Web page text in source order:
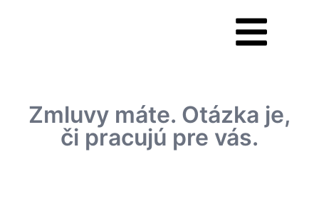
Zmluvy máte. Otázka je,
či pracujú pre vás.